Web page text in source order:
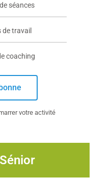
séances
de travail
coaching
votre activité